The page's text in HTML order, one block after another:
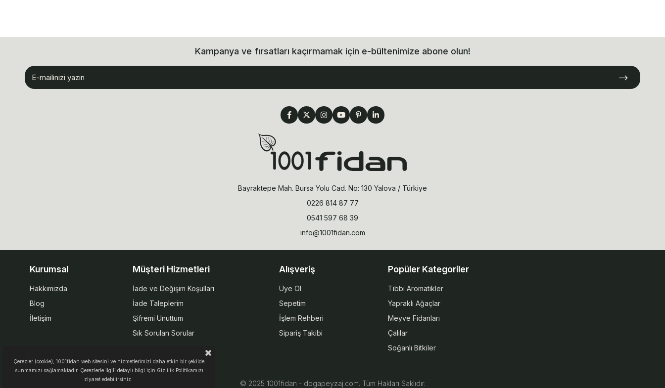
Kampanya ve fırsatları kaçırmamak için e-bültenimize abone olun!
Bayraktepe Mah. Bursa Yolu Cad. No: 130 Yalova / Türkiye
0226 814 87 77
0541 597 68 39
info@1001fidan.com
Kurumsal
Hakkımızda
Blog
İletişim
Müşteri Hizmetleri
İade ve Değişim Koşulları
İade Taleplerim
Şifremi Unuttum
Sık Sorulan Sorular
Alışveriş
Üye Ol
Sepetim
İşlem Rehberi
Sipariş Takibi
Popüler Kategoriler
Tıbbi Aromatikler
Yapraklı Ağaçlar
Meyve Fidanları
Çalılar
Soğanlı Bitkiler
© 2025 1001fidan - dogapeyzaj.com. Tüm Hakları Saklıdır.
Çerezler (cookie), 1001fidan web sitesini ve hizmetlerimizi daha etkin bir şekilde
sunmamızı sağlamaktadır. Çerezlerle ilgili detaylı bilgi için Gizlilik Politikamızı
ziyaret edebilirsiniz.